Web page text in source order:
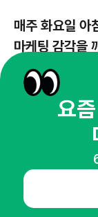
매주 화요일 아
마케팅 감각을
뉴스레터 구독하기
오픈애즈란
요